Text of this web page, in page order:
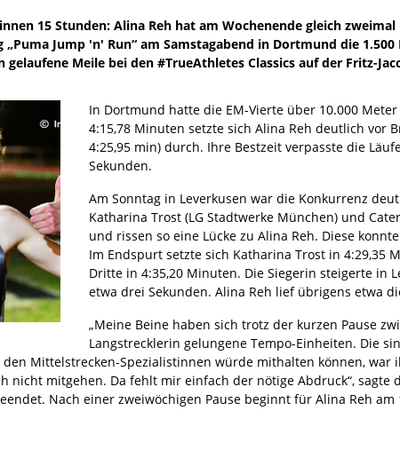
15 Stunden: Alina Reh hat am Wochenende gleich
Jump 'n' Run“ am Samstagabend in Dortmund die
Meile bei den #TrueAthletes Classics auf der Fritz-
In Dortmund hatte die EM-Vierte über 10.000
4:15,78 Minuten setzte sich Alina Reh deutlich vor
4:25,95 min) durch. Ihre Bestzeit verpasste die
Sekunden.
Am Sonntag in Leverkusen war die Konkurrenz
Katharina Trost (LG Stadtwerke München) und
und rissen so eine Lücke zu Alina Reh. Diese
Im Endspurt setzte sich Katharina Trost in 4:29,35
Dritte in 4:35,20 Minuten. Die Siegerin steigerte in
etwa drei Sekunden. Alina Reh lief übrigens etwa
„Meine Beine haben sich trotz der kurzen Pause
Langstrecklerin gelungene Tempo-Einheiten. Die
Mittelstrecken-Spezialistinnen würde mithalten können,
nicht mitgehen. Da fehlt mir einfach der nötige Abdruck“,
Nach einer zweiwöchigen Pause beginnt für Alina Reh